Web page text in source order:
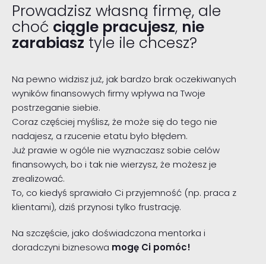
Prowadzisz własną firmę, ale
choć ciągle pracujesz, nie
zarabiasz tyle ile chcesz?
Na pewno widzisz już, jak bardzo brak oczekiwanych
wyników finansowych firmy wpływa na Twoje
postrzeganie siebie.
Coraz częściej myślisz, że może się do tego nie
nadajesz, a rzucenie etatu było błędem.
Już prawie w ogóle nie wyznaczasz sobie celów
finansowych, bo i tak nie wierzysz, że możesz je
zrealizować.
To, co kiedyś sprawiało Ci przyjemność (np. praca z
klientami), dziś przynosi tylko frustrację.
Na szczęście, jako doświadczona mentorka i
doradczyni biznesowa mogę Ci pomóc!